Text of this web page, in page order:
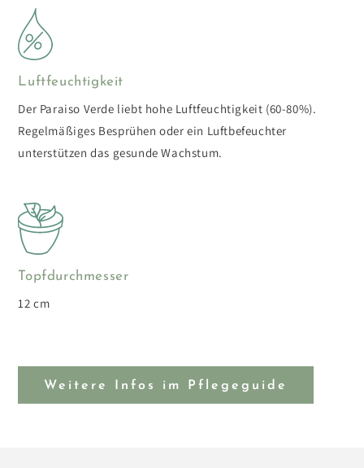
Luftfeuchtigkeit
Der Paraiso Verde liebt hohe Luftfeuchtigkeit (60-80%).
Regelmäßiges Besprühen oder ein Luftbefeuchter
unterstützen das gesunde Wachstum.
Topfdurchmesser
12 cm
Weitere Infos im Pflegeguide